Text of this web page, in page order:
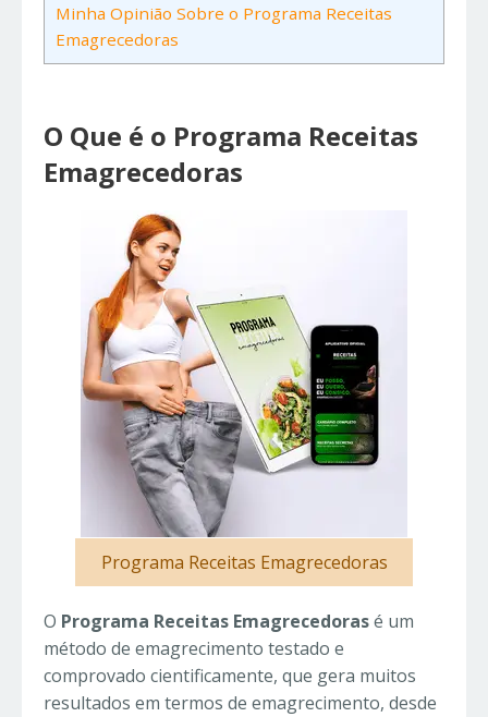
Minha Opinião Sobre o Programa Receitas
Emagrecedoras
O Que é o Programa Receitas
Emagrecedoras
Programa Receitas Emagrecedoras
O Programa Receitas Emagrecedorasé um
método de emagrecimento testado e
comprovado cientificamente, que gera muitos
resultados em termos de emagrecimento, desde